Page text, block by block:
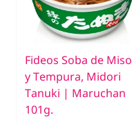
Fideos Soba de Miso
y Tempura, Midori
Tanuki | Maruchan
101g.